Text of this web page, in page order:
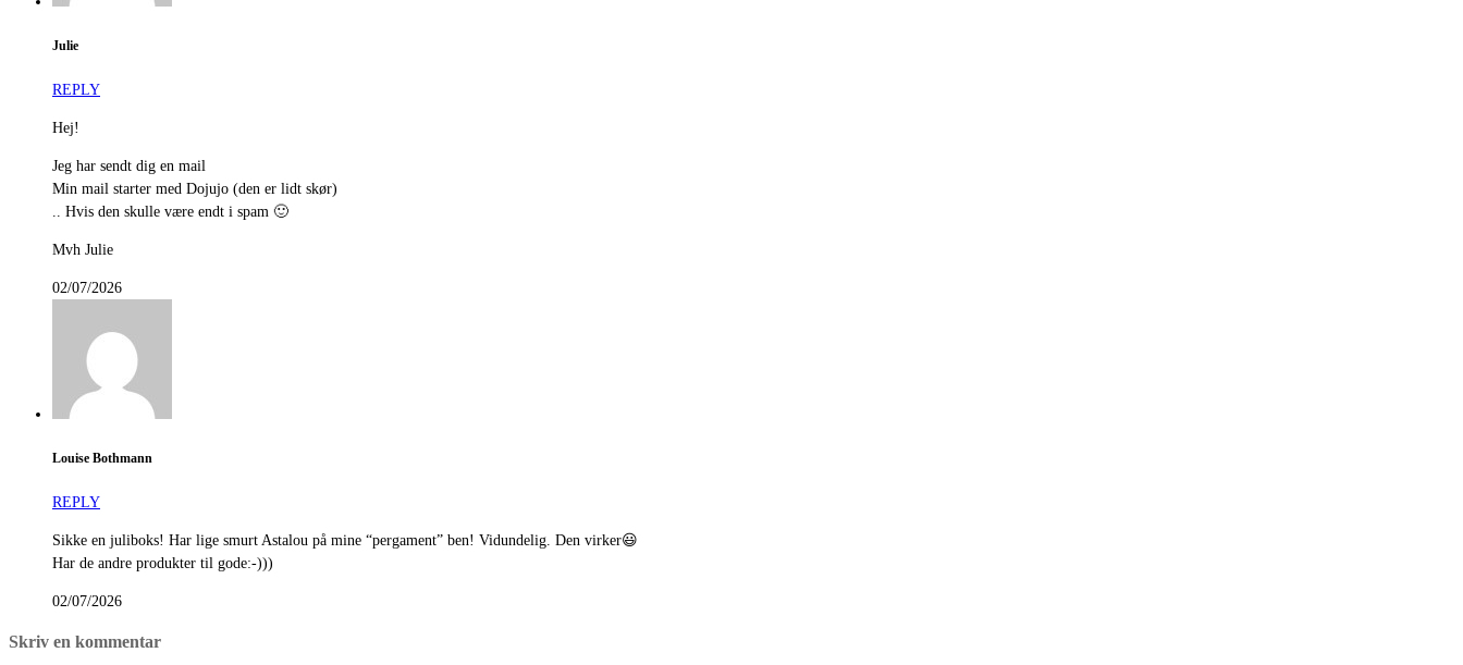
Julie
REPLY
Hej!
Jeg har sendt dig en mail
Min mail starter med Dojujo (den er lidt skør)
.. Hvis den skulle være endt i spam 🙂
Mvh Julie
02/07/2026
Louise Bothmann
REPLY
Sikke en juliboks! Har lige smurt Astalou på mine “pergament” ben! Vidundelig. Den virker😃
Har de andre produkter til gode:-)))
02/07/2026
Skriv en kommentar